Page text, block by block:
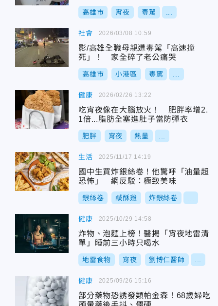
高雄市 宵夜 毒駕
社會
影/高雄全職母親遭毒駕「高速撞
死」！ 家全碎了老公痛哭
高雄市 小港區 毒駕
2026/03/08 10:59
健康
吃宵夜像在大腦放火！ 肥胖率增2.
1倍...脂肪全塞進肚子當防彈衣
肥胖 宵夜 熱量
2026/02/26 13:22
生活
國中生買炸銀絲卷！他驚呼「油量超
恐怖」 網反駁：極致美味
銀絲卷 鹹酥雞 炸銀絲卷
2025/11/17 14:19
健康
炸物、泡麵上榜！醫揭「宵夜地雷清
單」睡前三小時只喝水
地雷食物 宵夜 劉博仁醫師
2025/10/29 14:58
健康
部分藥物恐誘發類帕金森！68歲婦吃
2025/09/26 15:16